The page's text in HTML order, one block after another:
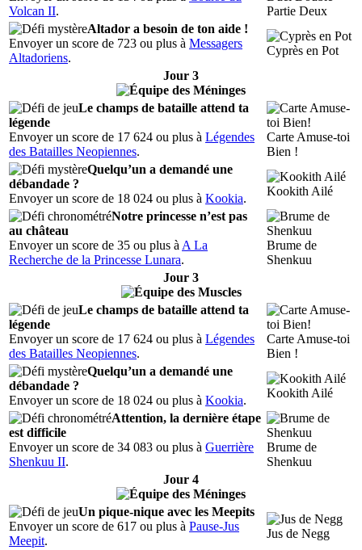
Volcan II.
Partie Deux
Altador a besoin de ton aide !
Envoyer un score de 723 ou plus à Messagers
Altadoriens.
Cyprès en Pot
Jour 3
Le champs de bataille attend ta
légende
Envoyer un score de 17 624 ou plus à Légendes
des Batailles Neopiennes.
Carte Amuse-toi
Bien !
Quelqu’un a demandé une
débandade ?
Envoyer un score de 18 024 ou plus à Kookia.
Kookith Ailé
Notre princesse n’est pas
au château
Envoyer un score de 35 ou plus à A La
Recherche de la Princesse Lunara.
Brume de
Shenkuu
Jour 3
Le champs de bataille attend ta
légende
Envoyer un score de 17 624 ou plus à Légendes
des Batailles Neopiennes.
Carte Amuse-toi
Bien !
Quelqu’un a demandé une
débandade ?
Envoyer un score de 18 024 ou plus à Kookia.
Kookith Ailé
Attention, la dernière étape
est difficile
Envoyer un score de 34 083 ou plus à Guerrière
Shenkuu II.
Brume de
Shenkuu
Jour 4
Un pique-nique avec les Meepits
Envoyer un score de 617 ou plus à Pause-Jus
Meepit.
Jus de Negg